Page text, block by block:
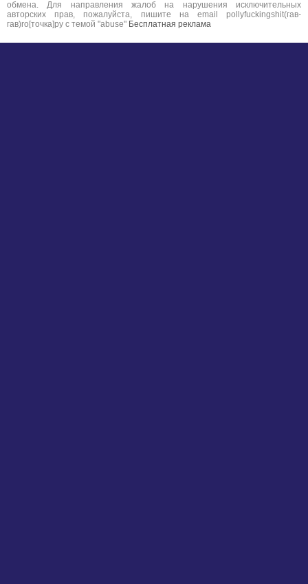
обмена. Для направления жалоб на нарушения исключительных
авторских прав, пожалуйста, пишите на email pollyfuckingshit(гав-
гав)ro[точка]ру с темой "abuse" Бесплатная реклама